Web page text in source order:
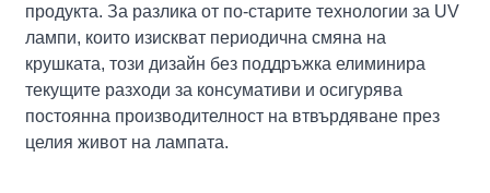
продукта. За разлика от по-старите технологии за UV
лампи, които изискват периодична смяна на
крушката, този дизайн без поддръжка елиминира
текущите разходи за консумативи и осигурява
постоянна производителност на втвърдяване през
целия живот на лампата.